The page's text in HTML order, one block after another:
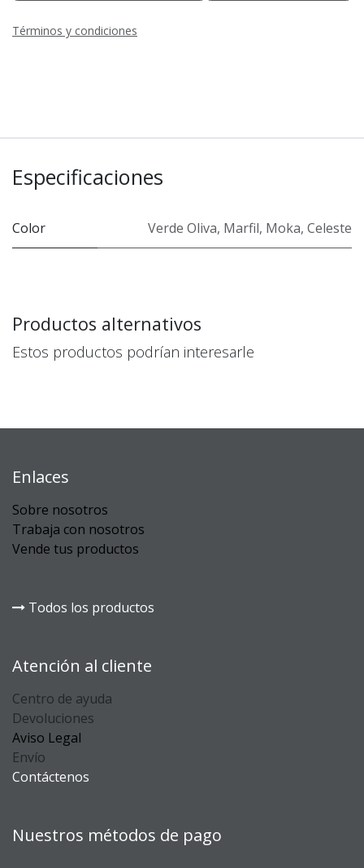
Términos y condiciones
Especificaciones
Color Verde Oliva, Marfil, Moka, Celeste
Productos alternativos
Estos productos podrían interesarle
Enlaces
Sobre nosotros
Trabaja con nosotros
Vende tus productos
Todos los productos
Atención al cliente
Centro de ayuda
Devoluciones
Aviso Legal
Envío
Contáctenos
Nuestros métodos de pago